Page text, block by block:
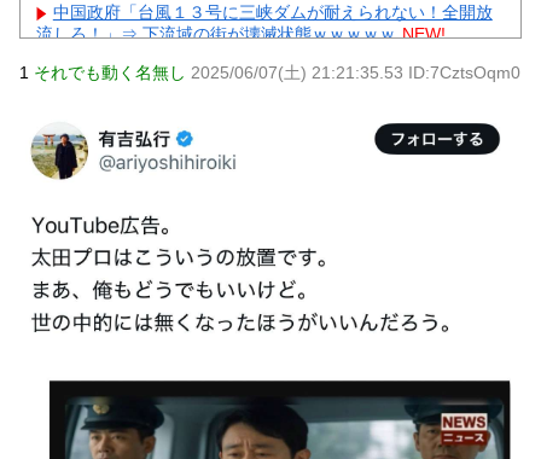
中国政府「台風１３号に三峡ダムが耐えられない！全開放
流しろ！」⇒ 下流域の街が壊滅状態ｗｗｗｗｗ NEW!
な辞めてしまった…」 NEW!
NEW!
【続報】三山凌輝、あんかけパスタ店も割烹店もピンチ→
ガル民「自業自得」大合唱ｗｗｗ
リアル本音を総整理
元AKB社長、22億円申告漏れ 乃木坂46運営会社の株式を
パチンコ京楽産業に譲渡【ノース・リバー】【窪田康志】
元AKB社長、22億円申告漏れ 乃木坂46運営会社の株式を
パチンコ京楽産業に譲渡【ノース・リバー】【窪田康志】
Powered by livedoor 相互RSS
1 それでも動く名無し 2025/06/07(土) 21:21:35.53 ID:7CztsOqm0